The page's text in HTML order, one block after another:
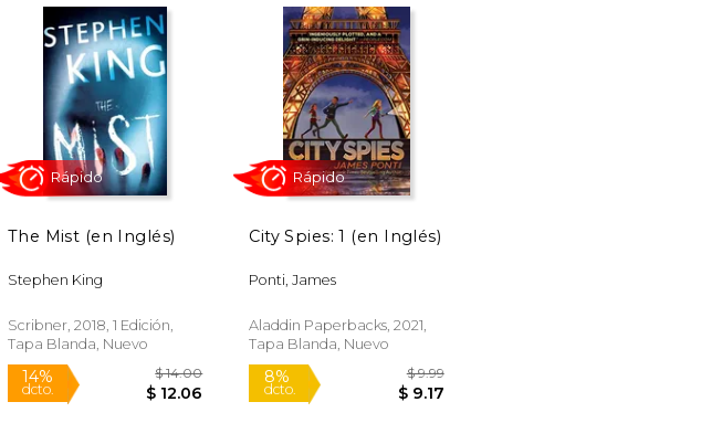
15%
dcto.
$ 24.03
$ 20.42
15%
dcto.
The Mist (en Inglés)
Stephen King
Scribner, 2018, 1 Edición,
Tapa Blanda, Nuevo
City Spies: 1 (en Inglés)
Ponti, James
Aladdin Paperbacks, 2021,
Tapa Blanda, Nuevo